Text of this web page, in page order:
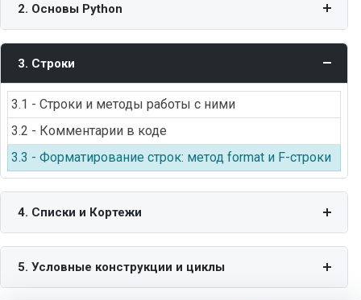
2. Основы Python
3. Строки
3.1 - Строки и методы работы с ними
3.2 - Комментарии в коде
3.3 - Форматирование строк: метод format и F-строки
4. Списки и Кортежи
5. Условные конструкции и циклы